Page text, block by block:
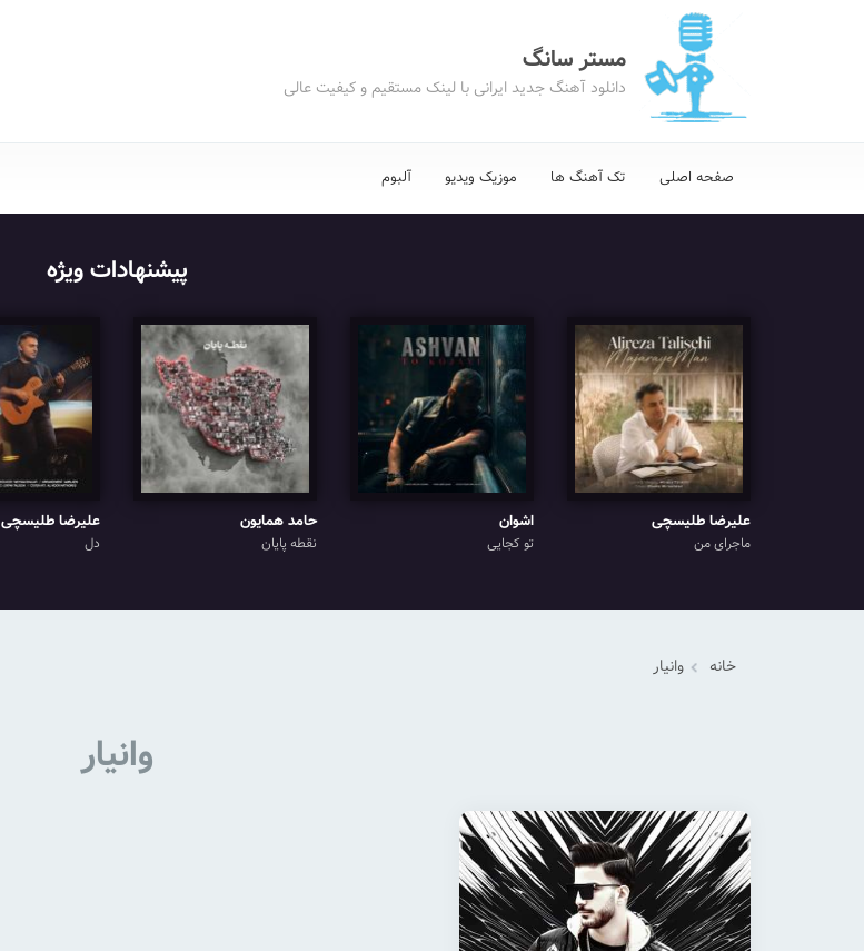
مستر سانگ
دانلود آهنگ جدید ایرانی با لینک مستقیم و کیفیت عالی
صفحه اصلی تک آهنگ ها موزیک ویدیو آلبوم
پیشنهادات ویژه
علیرضا طلیسچی
ماجرای من
اشوان
تو کجایی
حامد همایون
نقطه پایان
علیرضا طلیسچی
دل
خانه وانیار
وانیار